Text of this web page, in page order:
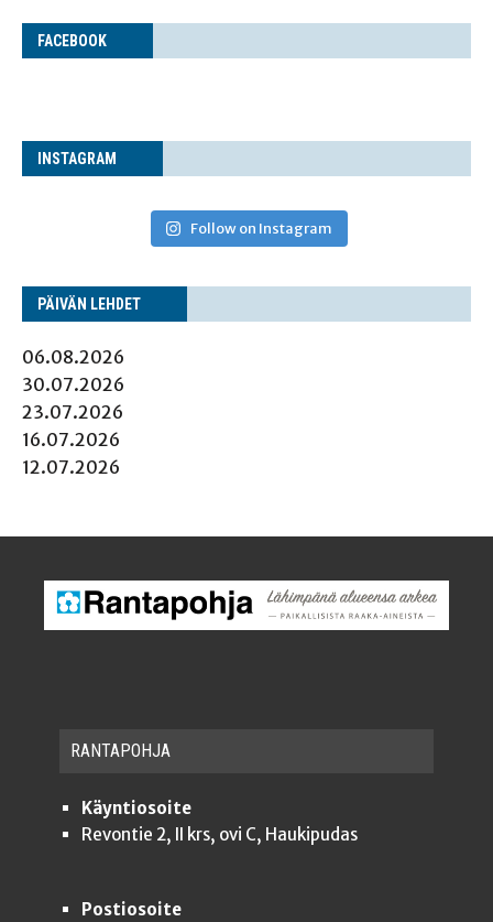
FACE­BOOK
INS­TA­GRAM
Follow on Instagram
PÄI­VÄN LEHDET
06.08.2026
30.07.2026
23.07.2026
16.07.2026
12.07.2026
RAN­TA­POH­JA
Käyntiosoite
Revontie 2, II krs, ovi C, Haukipudas
Postiosoite